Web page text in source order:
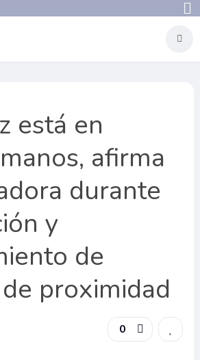
está en
afirma
durante
y
de
proximidad
0